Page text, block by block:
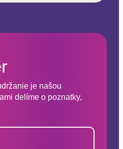
je našou
delíme o poznatky,